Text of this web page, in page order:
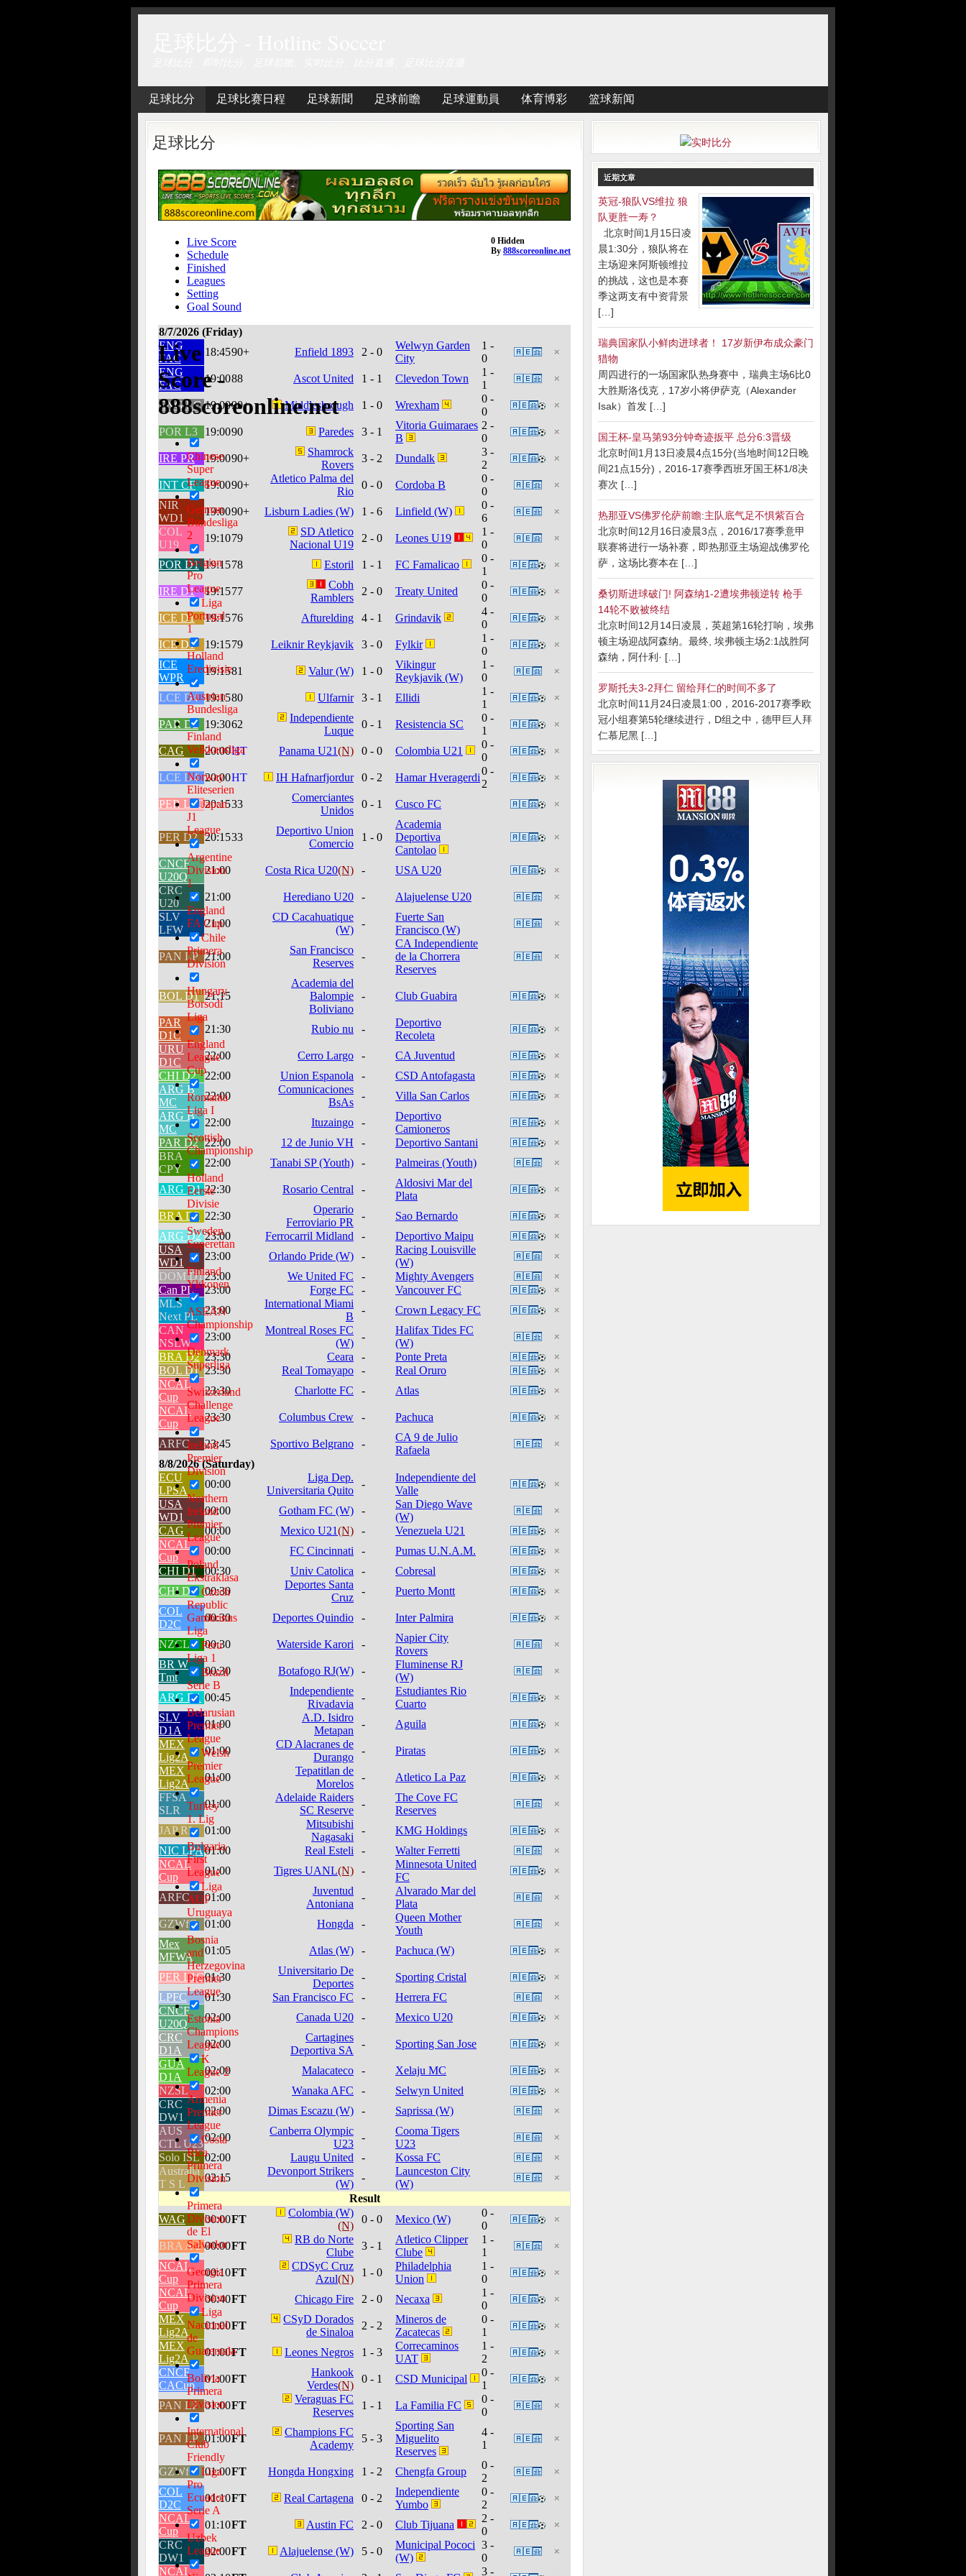
足球比分 足球比赛日程 足球新聞 足球前瞻 足球運動員 体育博彩 篮球新闻
足球比分
近期文章
英冠-狼队VS维拉 狼
队更胜一寿？
北京时间1月15日凌
晨1:30分，狼队将在
主场迎来阿斯顿维拉
的挑战，这也是本赛
季这两支有中资背景
[…]
瑞典国家队小鲜肉进球者！ 17岁新伊布成众豪门
猎物
周四进行的一场国家队热身赛中，瑞典主场6比0
大胜斯洛伐克，17岁小将伊萨克（Alexander
Isak）首发 […]
国王杯-皇马第93分钟奇迹扳平 总分6:3晋级
北京时间1月13日凌晨4点15分(当地时间12日晚
间21点15分)，2016-17赛季西班牙国王杯1/8决
赛次 […]
热那亚VS佛罗伦萨前瞻:主队底气足不惧紫百合
北京时间12月16日凌晨3点，2016/17赛季意甲
联赛将进行一场补赛，即热那亚主场迎战佛罗伦
萨，这场比赛本在 […]
桑切斯进球破门! 阿森纳1-2遭埃弗顿逆转 枪手
14轮不败被终结
北京时间12月14日凌晨，英超第16轮打响，埃弗
顿主场迎战阿森纳。最终, 埃弗顿主场2:1战胜阿
森纳，阿什利· […]
罗斯托夫3-2拜仁 留给拜仁的时间不多了
北京时间11月24日凌晨1:00，2016-2017赛季欧
冠小组赛第5轮继续进行，D组之中，德甲巨人拜
仁慕尼黑 […]